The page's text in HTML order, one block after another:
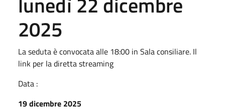
2025
La seduta è convocata alle 18:00 in Sala consiliare. Il
link per la diretta streaming
Data :
19 dicembre 2025